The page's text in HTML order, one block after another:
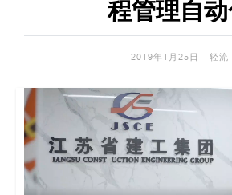
I
代
码
程管理自
2019年1月25日 轻流